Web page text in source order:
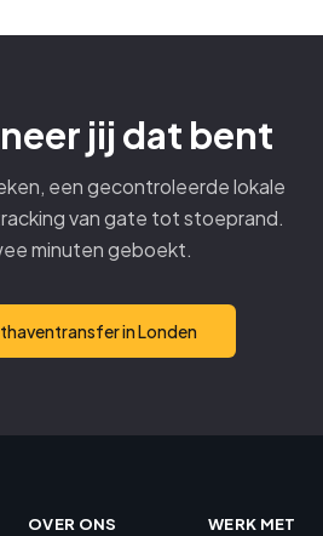
jij dat bent
een gecontroleerde lokale
van gate tot stoeprand.
minuten geboekt.
in Londen
OVER ONS
WERK MET